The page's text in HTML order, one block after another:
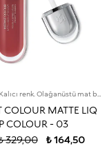
COLOUR MATTE LIQ
COLOUR - 03
329,00 ₺ 164,50